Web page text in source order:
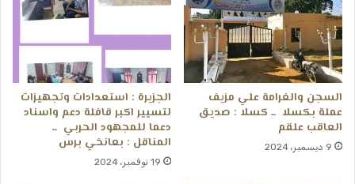
السجن والغرامة علي مزيف
عملة بكسلا ــ كسلا : صديق
العاقب علقم
9 ديسمبر، 2024
الجزيرة : استعدادات وتجهيزات
لتسيير اكبر قافلة دعم واسناد
دعما للمجهود الحربي ــ
المناقل : بعانخي برس
19 نوفمبر، 2024